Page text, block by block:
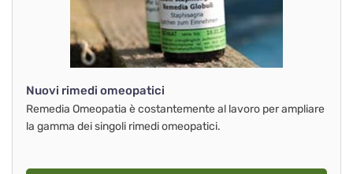
Nuovi rimedi omeopatici
Remedia Omeopatia è costantemente al lavoro per ampliare
la gamma dei singoli rimedi omeopatici.